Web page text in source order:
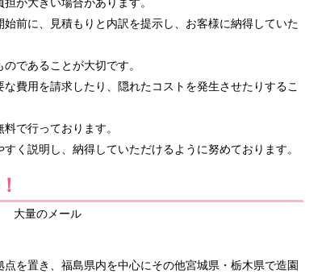
前に、見積もりと内訳を提示し、お客様に納得していた
であることが大切です。
費用を請求したり、隠れたコストを発生させたりするこ
で行っております。
く説明し、納得していただけるように努めております。
を置き、福島県内を中心にその他宮城県・栃木県で造園